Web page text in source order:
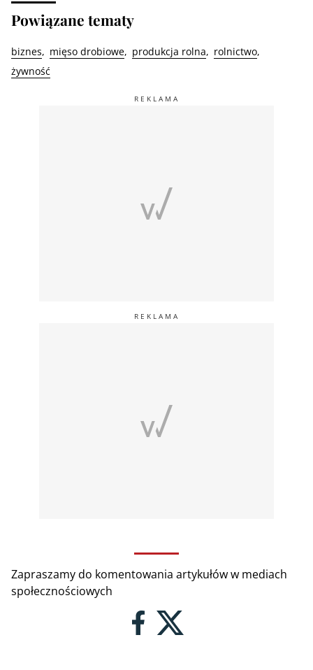
Powiązane tematy
biznes mięso drobiowe produkcja rolna
rolnictwo
żywność
Zapraszamy do komentowania artykułów w mediach
społecznościowych